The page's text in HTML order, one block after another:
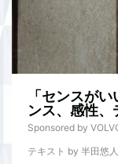
「センスが
ンス、感性、
Sponsored by
テキスト by 半田悠